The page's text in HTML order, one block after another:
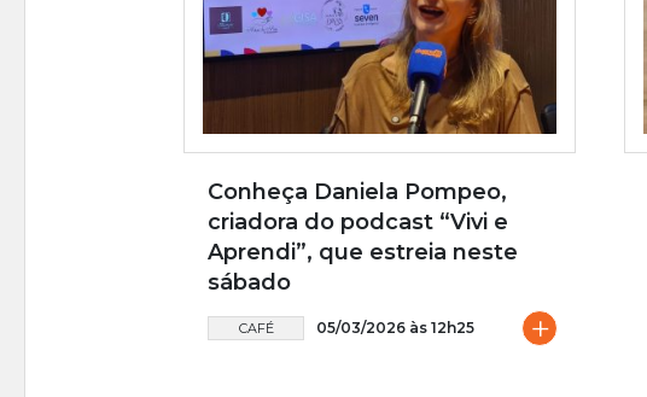
Conheça Daniela Pompeo,
criadora do podcast “Vivi e
Aprendi”, que estreia neste
sábado
CAFÉ 05/03/2026 às 12h25 +